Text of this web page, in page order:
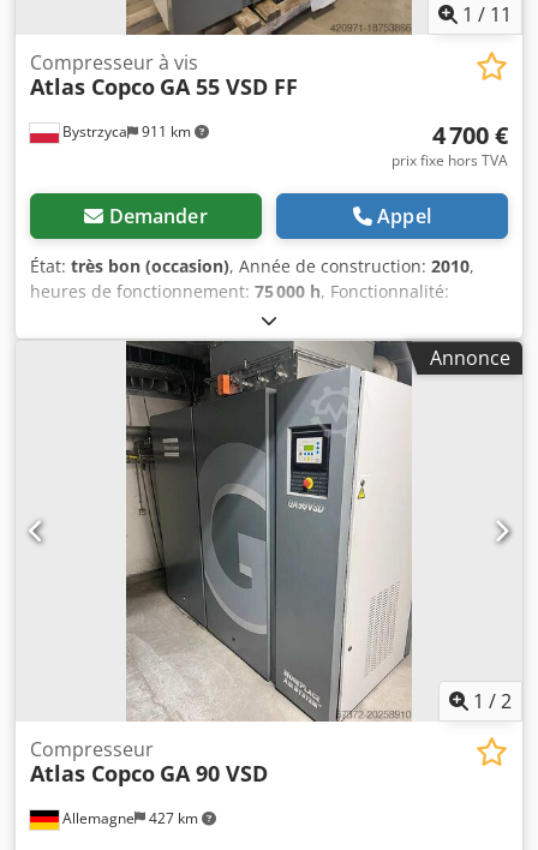
1 / 11
Bystrzyca 911 km
Compresseur à vis
Atlas Copco GA 55 VSD FF
4 700 €
prix fixe hors TVA
Demander Appel
État: très bon (occasion), Année de construction: 2010,
heures de fonctionnement: 75 000 h, Fonctionnalité:
, Compresseur 55 kW avec
sécheur intégré et variateur de fréquence. Très bon état.
Après entretien. Garantie 3 mois. Chodpfxov Rmmms Akrsa
Annonce
1 /2
Allemagne 427 km
Compresseur
Atlas Copco GA 90 VSD